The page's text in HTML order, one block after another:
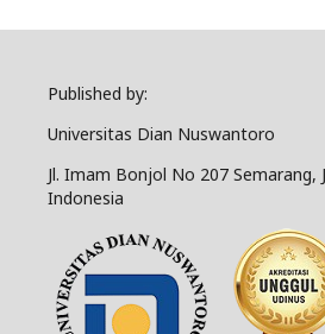
Published by:
Universitas Dian Nuswantoro
Jl. Imam Bonjol No 207 Semarang,
Indonesia